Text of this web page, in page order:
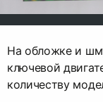
На обложке и
ключевой
количеству